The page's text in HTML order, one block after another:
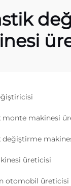
makinesi
üreticisi
otomobil üreticisi